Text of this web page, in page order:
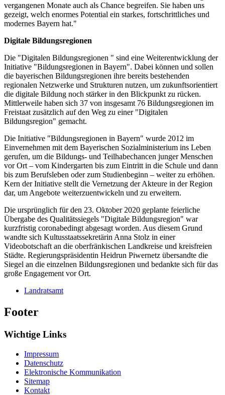
vergangenen Monate auch als Chance begreifen. Sie haben uns
gezeigt, welch enormes Potential ein starkes, fortschrittliches und
modernes Bayern hat."
Digitale Bildungsregionen
Die "Digitalen Bildungsregionen " sind eine Weiterentwicklung der
Initiative "Bildungsregionen in Bayern". Dabei können und sollen
die bayerischen Bildungsregionen ihre bereits bestehenden
regionalen Netzwerke und Strukturen nutzen, um zukunftsorientiert
die digitale Bildung noch stärker in den Blickpunkt zu rücken.
Mittlerweile haben sich 37 von insgesamt 76 Bildungsregionen im
Freistaat zusätzlich auf den Weg zu einer "Digitalen
Bildungsregion" gemacht.
Die Initiative "Bildungsregionen in Bayern" wurde 2012 im
Einvernehmen mit dem Bayerischen Sozialministerium ins Leben
gerufen, um die Bildungs- und Teilhabechancen junger Menschen
vor Ort – vom Kindergarten bis zum Eintritt in die Schule und dann
bis zum Berufsleben oder zum Studienbeginn – weiter zu erhöhen.
Kern der Initiative stellt die Vernetzung der Akteure in der Region
dar, um Angebote weiterzuentwickeln und zu erweitern.
Die ursprünglich für den 23. Oktober 2020 geplante feierliche
Übergabe des Qualitätssiegels "Digitale Bildungsregion" war
kurzfristig coronabedingt abgesagt worden. Aus diesem Grund
wandte sich Kultusstaatssekretärin Anna Stolz in einer
Videobotschaft an die oberfränkischen Landkreise und kreisfreien
Städte. Regierungspräsidentin Heidrun Piwernetz übersandte die
Siegel an die einzelnen Bildungsregionen und bedankte sich für das
große Engagement vor Ort.
Landratsamt
Footer
Wichtige Links
Impressum
Datenschutz
Elektronische Kommunikation
Sitemap
Kontakt